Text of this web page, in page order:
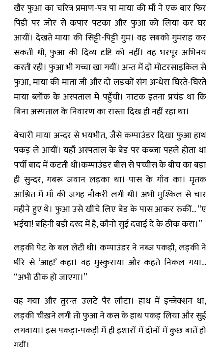
खैर फुआ का चरित्र प्रमाण-पत्र पा माया की माँ ने एक बार फिर
पिंडी पर ज़ोर से कपार पटका और फुआ को लिया कर घर
आयीं। देखते माया की सिट्टी-पिट्टी गुम। वह सबको गुमराह कर
सकती थी, फुआ की दिव्य दृष्टि को नहीं। वह भरपूर अभिनय
करती रही। फुआ भी गच्चा खा गयीं। अन्त में दो मोटरसाइकिल से
फुआ, माया की माता जी और दो लड़कों संग अन्धेरा घिरते-घिरते
माया ब्लॉक के अस्पताल में पहुँची। नाटक इतना प्रचंड था कि
बिना अस्पताल के निवारण का रास्ता दिख ही नहीं रहा था।
बेचारी माया अन्दर से भयभीत, जैसे कम्पाउंडर दिखा फुआ हाथ
पकड़ ले आयीं। यहाँ अस्पताल के बेड पर कब्ज़ा पहले होता था
पर्ची बाद में कटती थी।कम्पाउंडर बीस से पच्चीस के बीच का बड़ा
ही सुन्दर, गबरू जवान लड़का था। पास के गाँव का। मृतक
आश्रित में माँ की जगह नौकरी लगी थी। अभी मुश्किल से चार
महीने हुए थे। फुआ उसे खींचे लिए बेड के पास आकर रुकीं… “ए
भईया! बहिनी बड़ी दरद में है, कौनो सुई दवाई दे के ठीक करा।”
लड़की पेट के बल लेटी थी। कम्पाउंडर ने नब्ज़ पकड़ी, लड़की ने
धीरे से ‘आह!’ कहा। वह मुस्कुराया और कहते निकल गया…
“अभी ठीक हो जाएगा।”
वह गया और तुरन्त उलटे पैर लौटा। हाथ में इन्जेक्शन था,
लड़की चीख़ने लगी तो फुआ ने कस के हाथ पकड़ लिया और सुई
लगवाया। इस पकड़ा-पकड़ी में ही इशारों में दोनों में कुछ बातें हो